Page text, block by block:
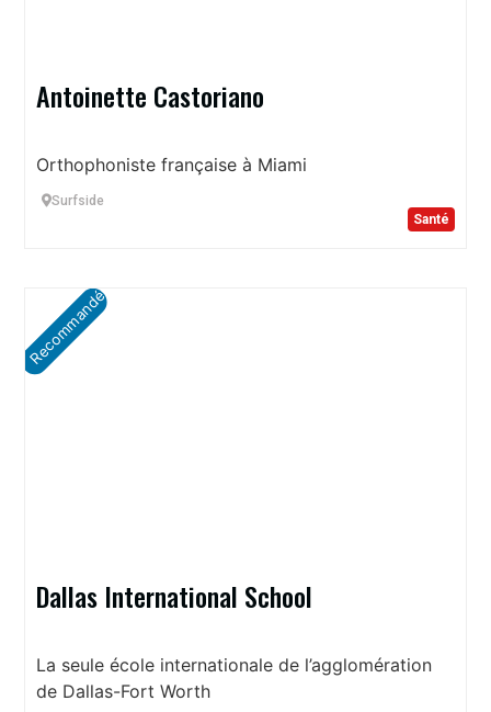
Antoinette Castoriano
Orthophoniste française à Miami
Surfside
Santé
Recommandé
Dallas International School
La seule école internationale de l’agglomération
de Dallas-Fort Worth